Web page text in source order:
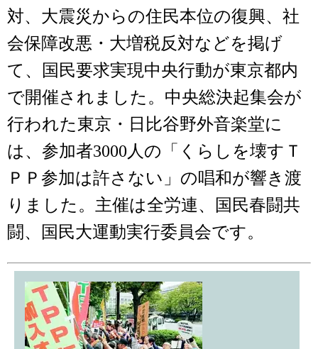
対、大震災からの住民本位の復興、社
会保障改悪・大増税反対などを掲げ
て、国民要求実現中央行動が東京都内
で開催されました。中央総決起集会が
行われた東京・日比谷野外音楽堂に
は、参加者3000人の「くらしを壊すＴ
ＰＰ参加は許さない」の唱和が響き渡
りました。主催は全労連、国民春闘共
闘、国民大運動実行委員会です。